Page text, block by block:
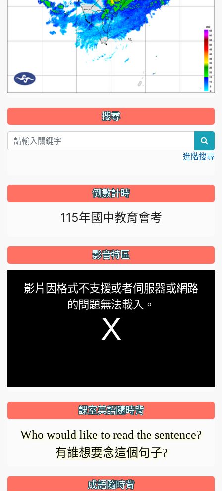
::: 搜尋
進階搜尋
倒數計時
115年國中教育會考
影音特區
影片因格式不支援或者伺服器或網路
的問題無法載入。
課室英語隨時背
Who would like to read the sentence?
有誰想要念這個句子?
成語隨時背